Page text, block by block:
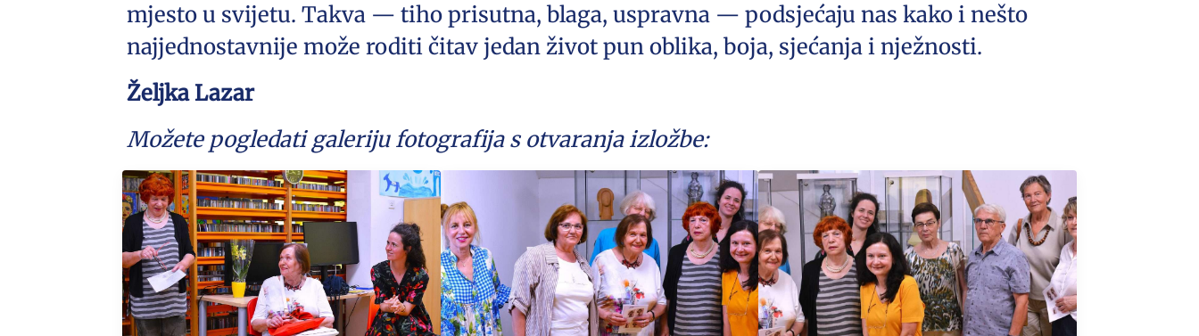
mjesto u svijetu. Takva — tiho prisutna, blaga, uspravna — podsjećaju nas kako i nešto
najjednostavnije može roditi čitav jedan život pun oblika, boja, sjećanja i nježnosti.
Željka Lazar
Možete pogledati galeriju fotografija s otvaranja izložbe: